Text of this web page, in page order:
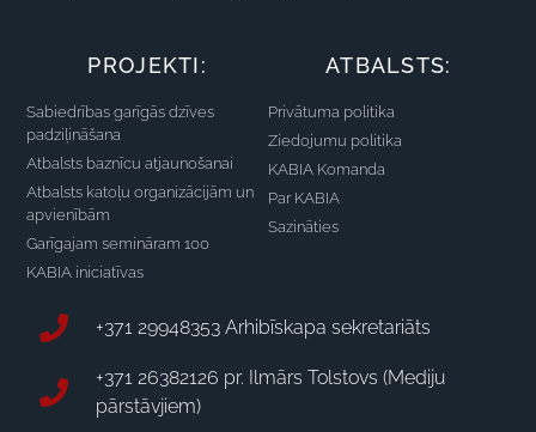
PROJEKTI:
Sabiedrības garīgās dzīves
padziļināšana
Atbalsts baznīcu atjaunošanai
Atbalsts katoļu organizācijām un
apvienībām
Garīgajam semināram 100
KABIA iniciatīvas
ATBALSTS:
Privātuma politika
Ziedojumu politika
KABIA Komanda
Par KABIA
Sazināties
+371 29948353 Arhibīskapa sekretariāts
+371 26382126 pr. Ilmārs Tolstovs (Mediju
pārstāvjiem)